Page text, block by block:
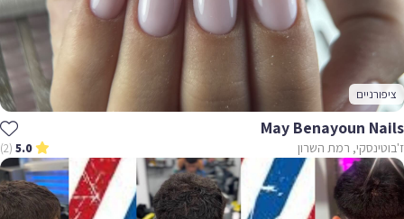
ציפורניים
May Benayoun Nails
ז'בוטינסקי, רמת השרון 5.0
(2)